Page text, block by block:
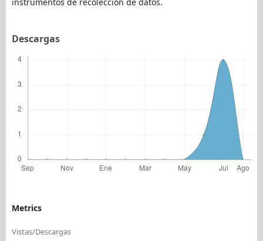
Descargas
Metrics
Vistas/Descargas